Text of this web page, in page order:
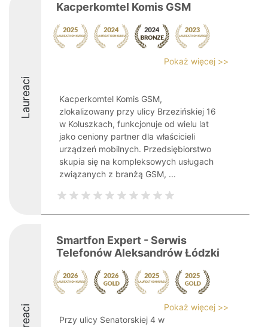
Laureaci
Kacperkomtel Komis GSM
Pokaż więcej >>
Kacperkomtel Komis GSM,
zlokalizowany przy ulicy Brzezińskiej 16
w Koluszkach, funkcjonuje od wielu lat
jako ceniony partner dla właścicieli
urządzeń mobilnych. Przedsiębiorstwo
skupia się na kompleksowych usługach
związanych z branżą GSM, ...
Smartfon Expert - Serwis
Telefonów Aleksandrów Łódzki
Pokaż więcej >>
Przy ulicy Senatorskiej 4 w